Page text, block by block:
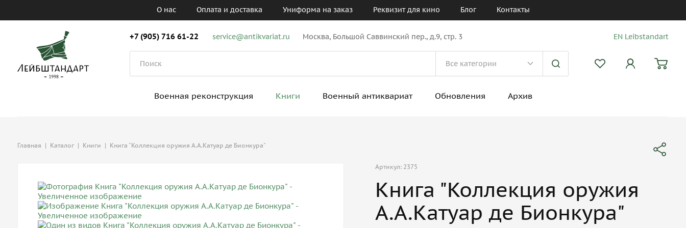
О нас Оплата и доставка Униформа на заказ Реквизит для кино Блог Контакты
+7 (905) 716 61-22 service@antikvariat.ru Москва, Большой Саввинский пер., д.9, стр. 3 EN Leibstandart
Военная реконструкция Книги Военный антиквариат Обновления Архив
Главная | Каталог | Книги | Книга "Коллекция оружия А.А.Катуар де Бионкура"
Артикул: 2375
Книга "Коллекция оружия
А.А.Катуар де Бионкура"